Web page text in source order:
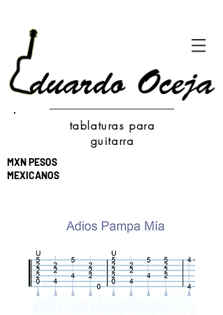
tablaturas para
guitarra
MXN PESOS
MEXICANOS